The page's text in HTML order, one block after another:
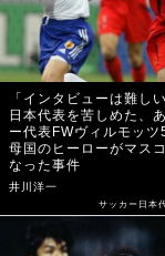
「インタビューは難し
日本代表を苦しめた、
ー代表FWヴィルモッツ
母国のヒーローがマス
なった事件
井川洋一
サッカー日本